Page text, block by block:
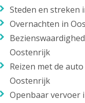
Steden en streken
Overnachten in
Oostenrijk
Reizen met de
Oostenrijk
Openbaar vervoer